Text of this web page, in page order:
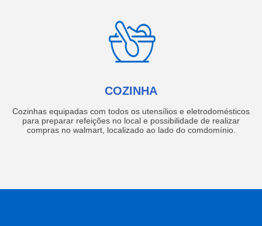
COZINHA
Cozinhas equipadas com todos os utensílios e eletrodomésticos
para preparar refeições no local e possibilidade de realizar
compras no walmart, localizado ao lado do comdomínio.